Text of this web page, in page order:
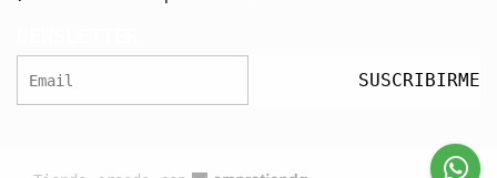
SUSCRIBIRME